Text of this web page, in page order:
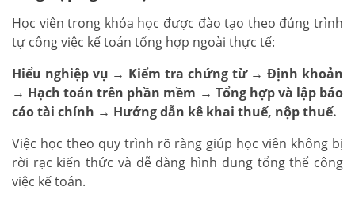
Học viên trong khóa học được đào tạo theo đúng trình
tự công việc kế toán tổng hợp ngoài thực tế:
Hiểu nghiệp vụ → Kiểm tra chứng từ → Định khoản
→ Hạch toán trên phần mềm → Tổng hợp và lập báo
cáo tài chính → Hướng dẫn kê khai thuế, nộp thuế.
Việc học theo quy trình rõ ràng giúp học viên không bị
rời rạc kiến thức và dễ dàng hình dung tổng thể công
việc kế toán.